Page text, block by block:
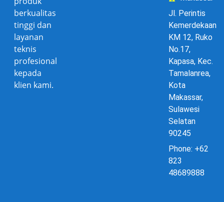
berkualitas
tinggi dan
layanan
teknis
profesional
kepada
klien kami.
Jl. Perintis
Kemerdekaan
KM 12, Ruko
No.17,
Kapasa, Kec.
Tamalanrea,
Kota
Makassar,
Sulawesi
Selatan
90245
Phone: +62
823
48689888